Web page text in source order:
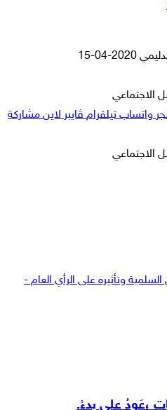
أرسل
إلكترونيا
2020-04-15
الاجتماعي
واتساب تيلقرام ڤايبر لاين مشاركة
الاجتماعي
وتأثيره على الرأي العام -
،عَودُ على بِدءْ.